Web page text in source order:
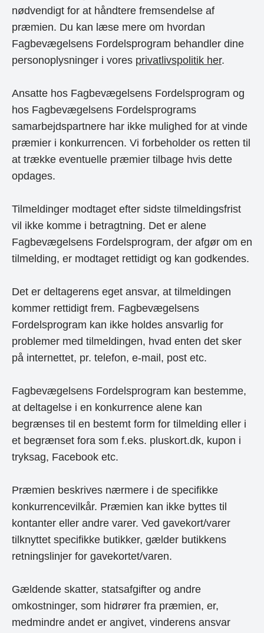
nødvendigt for at håndtere fremsendelse af
præmien. Du kan læse mere om hvordan
Fagbevægelsens Fordelsprogram behandler dine
personoplysninger i vores privatlivspolitik her.
Ansatte hos Fagbevægelsens Fordelsprogram og
hos Fagbevægelsens Fordelsprograms
samarbejdspartnere har ikke mulighed for at vinde
præmier i konkurrencen. Vi forbeholder os retten til
at trække eventuelle præmier tilbage hvis dette
opdages.
Tilmeldinger modtaget efter sidste tilmeldingsfrist
vil ikke komme i betragtning. Det er alene
Fagbevægelsens Fordelsprogram, der afgør om en
tilmelding, er modtaget rettidigt og kan godkendes.
Det er deltagerens eget ansvar, at tilmeldingen
kommer rettidigt frem. Fagbevægelsens
Fordelsprogram kan ikke holdes ansvarlig for
problemer med tilmeldingen, hvad enten det sker
på internettet, pr. telefon, e-mail, post etc.
Fagbevægelsens Fordelsprogram kan bestemme,
at deltagelse i en konkurrence alene kan
begrænses til en bestemt form for tilmelding eller i
et begrænset fora som f.eks. pluskort.dk, kupon i
tryksag, Facebook etc.
Præmien beskrives nærmere i de specifikke
konkurrencevilkår. Præmien kan ikke byttes til
kontanter eller andre varer. Ved gavekort/varer
tilknyttet specifikke butikker, gælder butikkens
retningslinjer for gavekortet/varen.
Gældende skatter, statsafgifter og andre
omkostninger, som hidrører fra præmien, er,
medmindre andet er angivet, vinderens ansvar